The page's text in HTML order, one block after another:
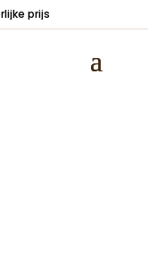
prijs
/ Elementen